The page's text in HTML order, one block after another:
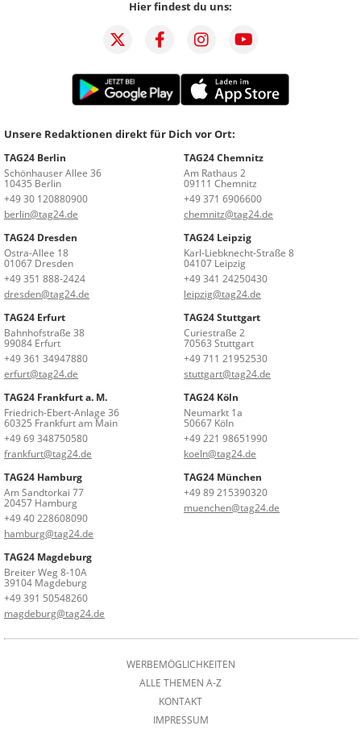
Hier findest du uns:
Unsere Redaktionen direkt für Dich vor Ort:
TAG24 Berlin
Schönhauser Allee 36
10435 Berlin
+49 30 120880900
berlin@tag24.de
TAG24 Chemnitz
Am Rathaus 2
09111 Chemnitz
+49 371 6906600
chemnitz@tag24.de
TAG24 Dresden
Ostra-Allee 18
01067 Dresden
+49 351 888-2424
dresden@tag24.de
TAG24 Leipzig
Karl-Liebknecht-Straße 8
04107 Leipzig
+49 341 24250430
leipzig@tag24.de
TAG24 Erfurt
Bahnhofstraße 38
99084 Erfurt
+49 361 34947880
erfurt@tag24.de
TAG24 Stuttgart
Curiestraße 2
70563 Stuttgart
+49 711 21952530
stuttgart@tag24.de
TAG24 Frankfurt a. M.
Friedrich-Ebert-Anlage 36
60325 Frankfurt am Main
+49 69 348750580
frankfurt@tag24.de
TAG24 Köln
Neumarkt 1a
50667 Köln
+49 221 98651990
koeln@tag24.de
TAG24 Hamburg
Am Sandtorkai 77
20457 Hamburg
+49 40 228608090
hamburg@tag24.de
TAG24 München
+49 89 215390320
muenchen@tag24.de
TAG24 Magdeburg
Breiter Weg 8-10A
39104 Magdeburg
+49 391 50548260
magdeburg@tag24.de
WERBEMÖGLICHKEITEN
ALLE THEMEN A-Z
KONTAKT
IMPRESSUM